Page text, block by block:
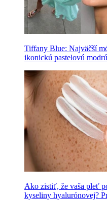
Tiffany Blue: Najväčší
ikonickú pastelovú
Ako zistiť, že vaša pleť
kyseliny hyalurónovej?